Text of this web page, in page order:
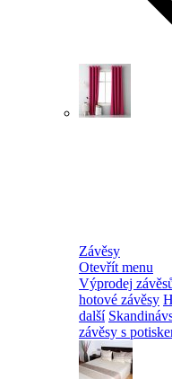
Závěsy
Otevřít menu
Výprodej
hotové závěsy
další
závěsy s